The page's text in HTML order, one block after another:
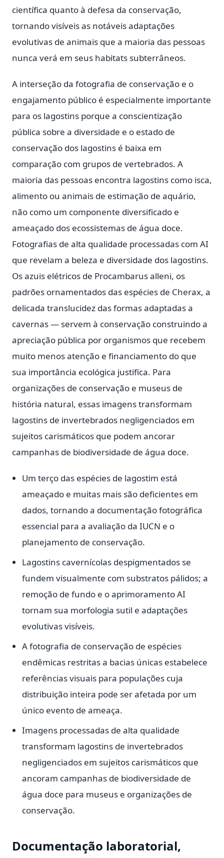
científica quanto à defesa da conservação,
tornando visíveis as notáveis adaptações
evolutivas de animais que a maioria das pessoas
nunca verá em seus habitats subterrâneos.
A interseção da fotografia de conservação e o
engajamento público é especialmente importante
para os lagostins porque a conscientização
pública sobre a diversidade e o estado de
conservação dos lagostins é baixa em
comparação com grupos de vertebrados. A
maioria das pessoas encontra lagostins como isca,
alimento ou animais de estimação de aquário,
não como um componente diversificado e
ameaçado dos ecossistemas de água doce.
Fotografias de alta qualidade processadas com AI
que revelam a beleza e diversidade dos lagostins.
Os azuis elétricos de Procambarus alleni, os
padrões ornamentados das espécies de Cherax, a
delicada translucidez das formas adaptadas a
cavernas — servem à conservação construindo a
apreciação pública por organismos que recebem
muito menos atenção e financiamento do que
sua importância ecológica justifica. Para
organizações de conservação e museus de
história natural, essas imagens transformam
lagostins de invertebrados negligenciados em
sujeitos carismáticos que podem ancorar
campanhas de biodiversidade de água doce.
Um terço das espécies de lagostim está
ameaçado e muitas mais são deficientes em
dados, tornando a documentação fotográfica
essencial para a avaliação da IUCN e o
planejamento de conservação.
Lagostins cavernícolas despigmentados se
fundem visualmente com substratos pálidos; a
remoção de fundo e o aprimoramento AI
tornam sua morfologia sutil e adaptações
evolutivas visíveis.
A fotografia de conservação de espécies
endêmicas restritas a bacias únicas estabelece
referências visuais para populações cuja
distribuição inteira pode ser afetada por um
único evento de ameaça.
Imagens processadas de alta qualidade
transformam lagostins de invertebrados
negligenciados em sujeitos carismáticos que
ancoram campanhas de biodiversidade de
água doce para museus e organizações de
conservação.
Documentação laboratorial,